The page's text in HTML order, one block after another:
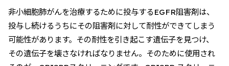
非小細胞肺がんを治療するために投与するEGFR阻害剤は、
投与し続けるうちにその阻害剤に対して耐性ができてしまう
可能性があります。その耐性を引き起こす遺伝子を見つけ、
その遺伝子を壊さなければなりません。そのために使用され